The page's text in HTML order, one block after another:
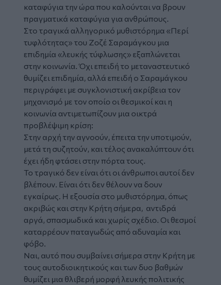
καταφύγια την ώρα που καλούνται να βρουν
πραγματικά καταφύγια για ανθρώπους.
Στο τραγικά αλληγορικό μυθιστόρημα «Περί
τυφλότητας» του Ζοζέ Σαραμάγκου μια
επιδημία «λευκής τύφλωσης» εξαπλώνεται
στην κοινωνία. Όχι επειδή το μεταναστευτικό
θυμίζει επιδημία, αλλά επειδή ο Σαραμάγκου
περιγράφει με συγκλονιστική ακρίβεια τον
μηχανισμό με τον οποίο οι θεσμικοί και η
κοινωνία αντιμετωπίζουν μια οικτρά
προβλέψιμη κρίση:
Στην αρχή την αγνοούν, έπειτα την υποτιμούν,
μετά τη συζητούν, και τέλος ανακαλύπτουν ότι
έχει ήδη φτάσει στην πόρτα τους.
Το τραγικό δεν είναι ότι οι άνθρωποι αυτοί δεν
βλέπουν. Είναι ότι δεν θέλουν να δουν
εγκαίρως. Η εξουσία στο μυθιστόρημα, όπως
ακριβώς και στην Κρήτη σήμερα, αντιδρά
αργά, σπασμωδικά και χωρίς σχέδιο. Οι θεσμοί
καταρρέουν παταγωδώς από αδυναμία και
φόβο.
Ναι, αυτό που συμβαίνει σήμερα στην Κρήτη με
τους αυτοδιοικητικούς και των δυο βαθμών
θυμίζει μια θλιβερή μορφή λευκής πολιτικής